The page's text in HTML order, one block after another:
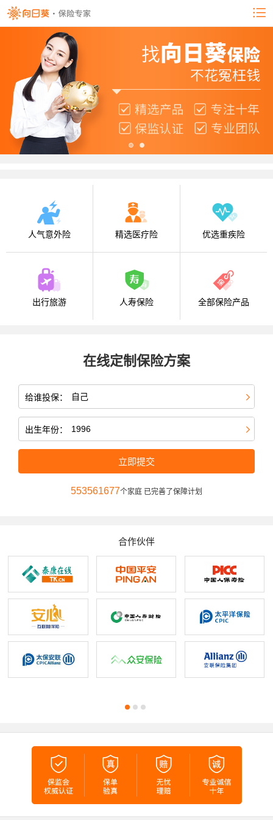
人气意外险 精选医疗险 优选重疾险
出行旅游 人寿保险 全部保险产品
在线定制保险方案
给谁投保：
出生年份：
立即提交
553561677个家庭 已完善了保障计划
合作伙伴